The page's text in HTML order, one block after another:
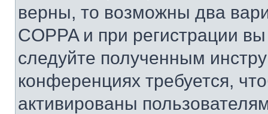
верны, то возможны два
COPPA и при регистрации
следуйте полученным
конференциях требуется,
активированы